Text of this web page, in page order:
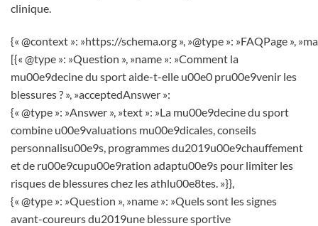
clinique.
{« @context »: »https://schema.org », »@type »: »FAQPage »,
[{« @type »: »Question », »name »: »Comment la
mu00e9decine du sport aide-t-elle u00e0 pru00e9venir les
blessures ? », »acceptedAnswer »:
{« @type »: »Answer », »text »: »La mu00e9decine du sport
combine u00e9valuations mu00e9dicales, conseils
personnalisu00e9s, programmes du2019u00e9chauffement
et de ru00e9cupu00e9ration adaptu00e9s pour limiter les
risques de blessures chez les athlu00e8tes. »}},
{« @type »: »Question », »name »: »Quels sont les signes
avant-coureurs du2019une blessure sportive